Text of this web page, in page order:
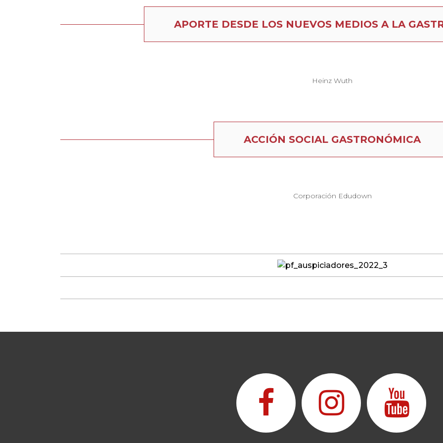
APORTE DESDE LOS NUEVOS MEDIOS A LA
Heinz Wuth
ACCIÓN SOCIAL GASTRONÓMICA
Corporación Edudown